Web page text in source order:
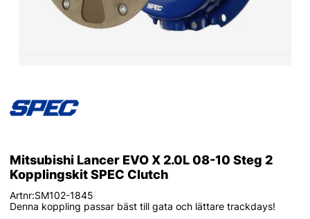
Mitsubishi Lancer EVO X 2.0L 08-10 Steg 2
Kopplingskit SPEC Clutch
Artnr:SM102-1845
Denna koppling passar bäst till gata och lättare trackdays!